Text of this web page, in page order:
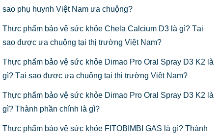
sao phụ huynh Việt Nam ưa chuộng?
Thực phẩm bảo vệ sức khỏe Chela Calcium D3 là gì? Tại
sao được ưa chuộng tại thị trường Việt Nam?
Thực phẩm bảo vệ sức khỏe Dimao Pro Oral Spray D3 K2 là
gì? Tại sao được ưa chuộng tại thị trường Việt Nam?
Thực phẩm bảo vệ sức khỏe Dimao Pro Oral Spray D3 K2 là
gì? Thành phần chính là gì?
Thực phẩm bảo vệ sức khỏe FITOBIMBI GAS là gì? Thành